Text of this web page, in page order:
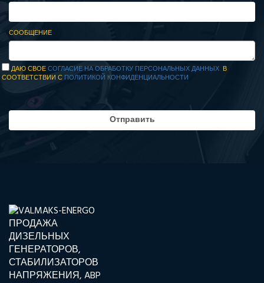
СООБЩЕНИЕ
ДАЮ СВОЕСОГЛАСИЕ НА ОБРАБОТКУ ПЕРСОНАЛЬНЫХ ДАННЫХ В
СООТВЕТСТВИИ СПОЛИТИКОЙ КОНФИДЕНЦИАЛЬНОСТИ